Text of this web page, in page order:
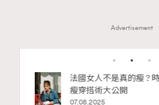
Advertisement
2 3 4 5 6
別再用酒精消毒皮革！
巧，讓你更愛惜你的手袋
02.06.2025